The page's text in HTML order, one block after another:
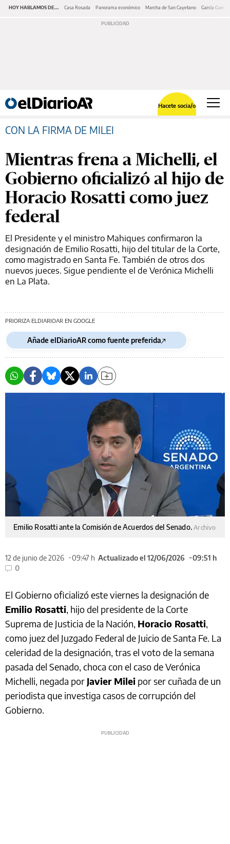
HOY HABLAMOS DE... Casa Rosada Panorama económico Marcha de San Cayetano García Cuerva
Hacete socia/o
CON LA FIRMA DE MILEI
Mientras frena a Michelli, el
Gobierno oficializó al hijo de
Horacio Rosatti como juez
federal
El Presidente y el ministro Mahiques confirmaron la
designación de Emilio Rosatti, hijo del titular de la Corte,
como magistrado en Santa Fe. También de otros dos
nuevos jueces. Sigue pendiente el de Verónica Michelli
en La Plata.
PRIORIZA ELDIARIOAR EN GOOGLE
Añade elDiarioAR como fuente preferida
Emilio Rosatti ante la Comisión de Acuerdos del Senado.Archivo
12 de junio de 2026 09:47 h Actualizado el 12/06/2026
09:51 h
0
El Gobierno oficializó este viernes la designación de
Emilio Rosatti, hijo del presidente de la Corte
Suprema de Justicia de la Nación, Horacio Rosatti,
como juez del Juzgado Federal de Juicio de Santa Fe. La
celeridad de la designación, tras el voto de la semana
pasada del Senado, choca con el caso de Verónica
Michelli, negada por Javier Milei por ser cuñada de un
periodista que investiga casos de corrupción del
Gobierno.